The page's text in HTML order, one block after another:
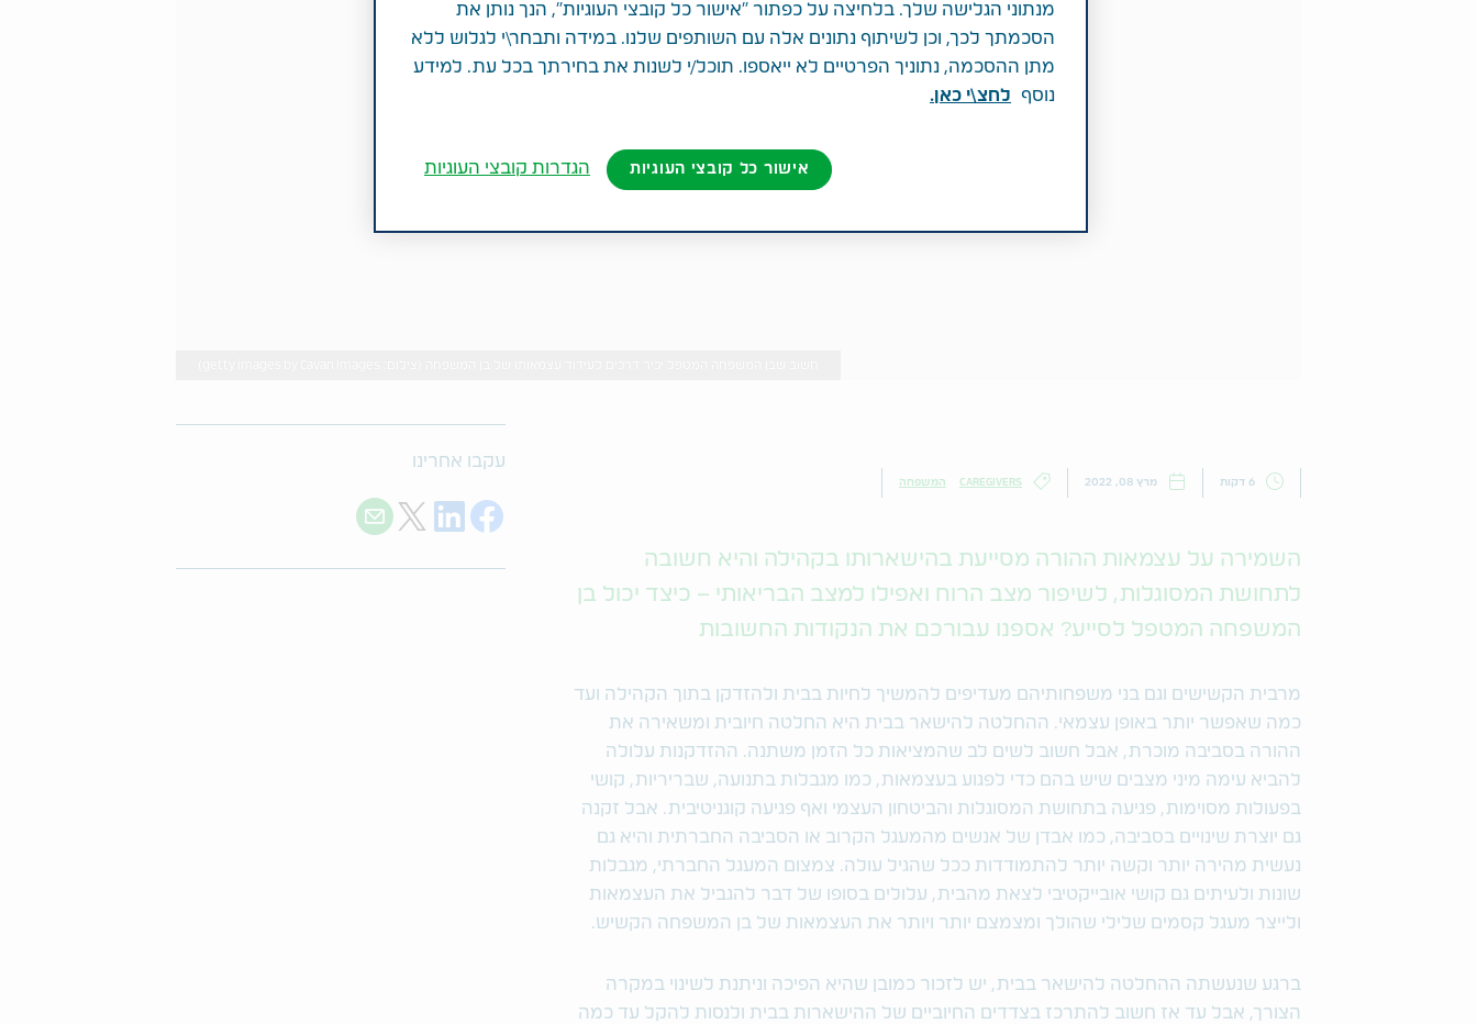
6 דקות מרץ 08, 2022 CAREGIVERS המשפחה
השמירה על עצמאות ההורה מסייעת בהישארותו בקהילה והיא חשובה
לתחושת המסוגלות, לשיפור מצב הרוח ואפילו למצב הבריאותי – כיצד יכול בן
המשפחה המטפל לסייע? אספנו עבורכם את הנקודות החשובות
מרבית הקשישים וגם בני משפחותיהם מעדיפים להמשיך לחיות בבית ולהזדקן בתוך הקהילה ועד
כמה שאפשר יותר באופן עצמאי. ההחלטה להישאר בבית היא החלטה חיובית ומשאירה את
ההורה בסביבה מוכרת, אבל חשוב לשים לב שהמציאות כל הזמן משתנה. ההזדקנות עלולה
להביא עימה מיני מצבים שיש בהם כדי לפגוע בעצמאות, כמו מגבלות בתנועה, שבריריות, קושי
בפעולות מסוימות, פגיעה בתחושת המסוגלות והביטחון העצמי ואף פגיעה קוגניטיבית. אבל זקנה
גם יוצרת שינויים בסביבה, כמו אבדן של אנשים מהמעגל הקרוב או הסביבה החברתית והיא גם
נעשית מהירה יותר וקשה יותר להתמודדות ככל שהגיל עולה. צמצום המעגל החברתי, מגבלות
שונות ולעיתים גם קושי אובייקטיבי לצאת מהבית, עלולים בסופו של דבר להגביל את העצמאות
ולייצר מעגל קסמים שלילי שהולך ומצמצם יותר ויותר את העצמאות של בן המשפחה הקשיש.
ברגע שנעשתה ההחלטה להישאר בבית, יש לזכור כמובן שהיא הפיכה וניתנת לשינוי במקרה
הצורך, אבל עד אז חשוב להתרכז בצדדים החיוביים של ההישארות בבית ולנסות להקל עד כמה
עקבו אחרינו
Share on Facebook
Share on LinkedIn
Share on Twitter
Share with E-mail
מנתוני הגלישה שלך. בלחיצה על כפתור "אישור כל קובצי העוגיות", הנך נותן את
הסכמתך לכך, וכן לשיתוף נתונים אלה עם השותפים שלנו. במידה ותבחר\י לגלוש ללא
מתן ההסכמה, נתוניך הפרטיים לא ייאספו. תוכל/י לשנות את בחירתך בכל עת. למידע
נוסף
לחצ\י כאן.
אישור כל קובצי העוגיות הגדרות קובצי העוגיות